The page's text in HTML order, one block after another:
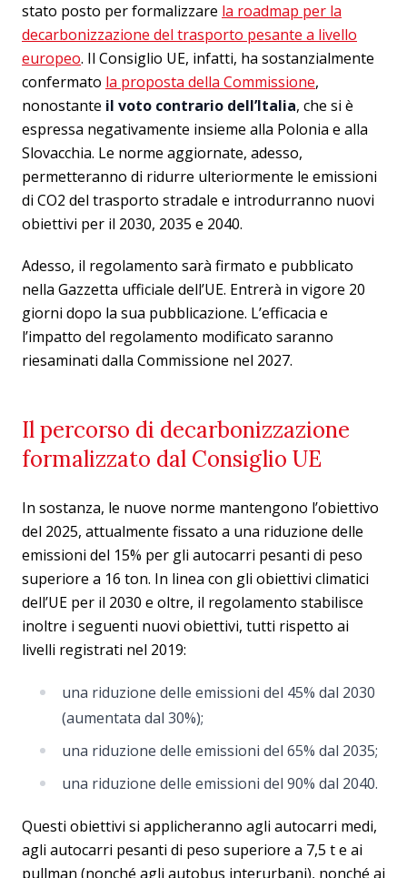
stato posto per formalizzare la roadmap per la
decarbonizzazione del trasporto pesante a livello
europeo. Il Consiglio UE, infatti, ha sostanzialmente
confermato la proposta della Commissione,
nonostante il voto contrario dell’Italia, che si è
espressa negativamente insieme alla Polonia e alla
Slovacchia. Le norme aggiornate, adesso,
permetteranno di ridurre ulteriormente le emissioni
di CO2 del trasporto stradale e introdurranno nuovi
obiettivi per il 2030, 2035 e 2040.
Adesso, il regolamento sarà firmato e pubblicato
nella Gazzetta ufficiale dell’UE. Entrerà in vigore 20
giorni dopo la sua pubblicazione. L’efficacia e
l’impatto del regolamento modificato saranno
riesaminati dalla Commissione nel 2027.
Il percorso di decarbonizzazione
formalizzato dal Consiglio UE
In sostanza, le nuove norme mantengono l’obiettivo
del 2025, attualmente fissato a una riduzione delle
emissioni del 15% per gli autocarri pesanti di peso
superiore a 16 ton. In linea con gli obiettivi climatici
dell’UE per il 2030 e oltre, il regolamento stabilisce
inoltre i seguenti nuovi obiettivi, tutti rispetto ai
livelli registrati nel 2019:
una riduzione delle emissioni del 45% dal 2030
(aumentata dal 30%);
una riduzione delle emissioni del 65% dal 2035;
una riduzione delle emissioni del 90% dal 2040.
Questi obiettivi si applicheranno agli autocarri medi,
agli autocarri pesanti di peso superiore a 7,5 t e ai
pullman (nonché agli autobus interurbani), nonché ai